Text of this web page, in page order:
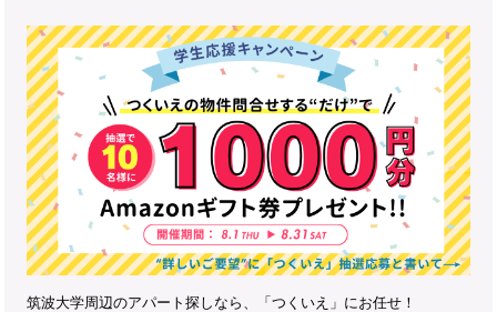
筑波大学周辺のアパート探しなら、「つくいえ」にお任せ！